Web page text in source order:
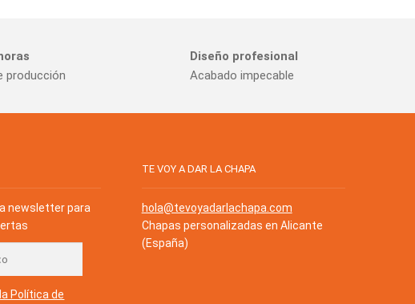
producción
Diseño profesional
Acabado impecable
newsletter para
Política de
TE VOY A DAR LA CHAPA
hola@tevoyadarlachapa.com
Chapas personalizadas en Alicante
(España)